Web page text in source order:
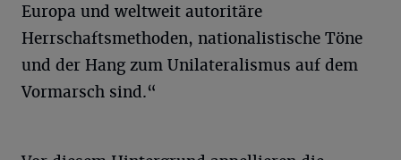
Europa und weltweit autoritäre
Herrschaftsmethoden, nationalistische Töne
und der Hang zum Unilateralismus auf dem
Vormarsch sind.“